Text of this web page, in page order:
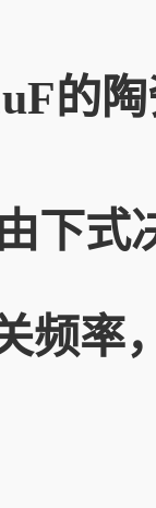
的
下式
频